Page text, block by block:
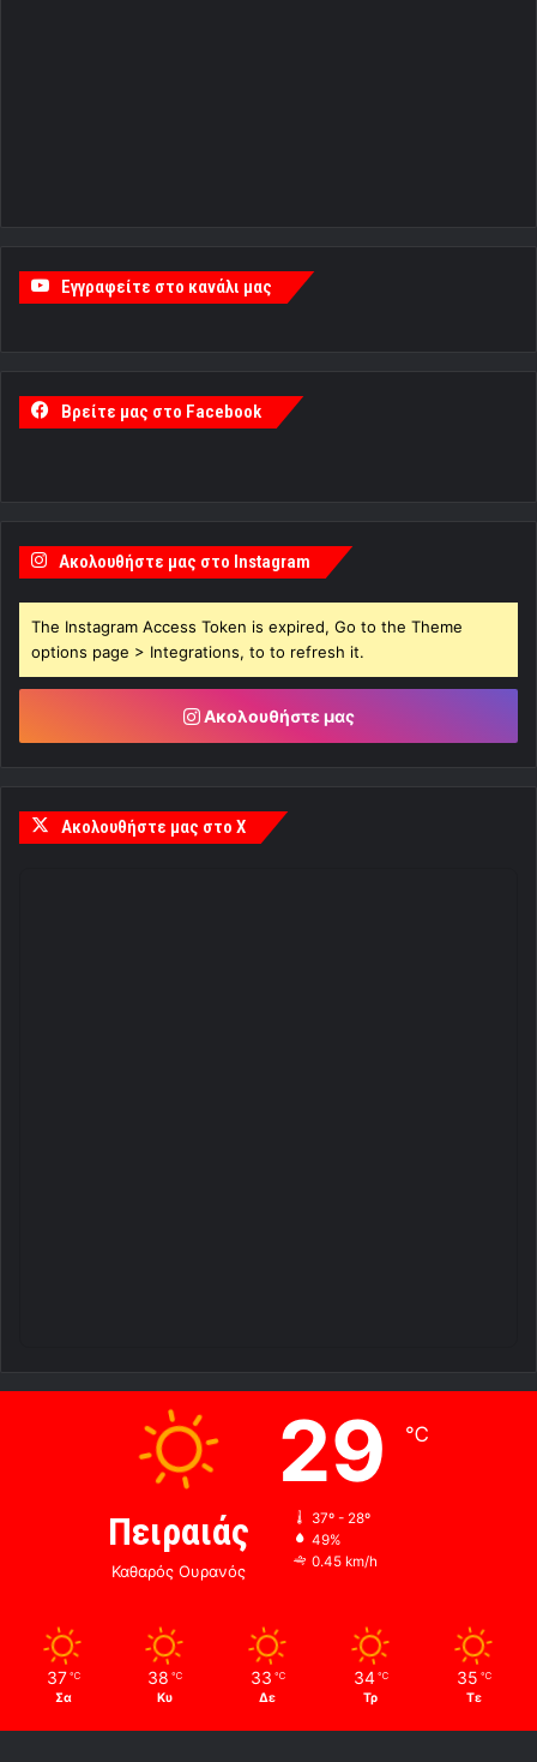
Εγγραφείτε στο κανάλι μας
Βρείτε μας στο Facebook
Ακολουθήστε μας στο Instagram
The Instagram Access Token is expired, Go to the Theme
options page > Integrations, to to refresh it.
Ακολουθήστε μας
Ακολουθήστε μας στο X
Πειραιάς
Καθαρός Ουρανός
29 ℃
37º - 28º
49%
0.45 km/h
37 ℃
Σα
38 ℃
Κυ
33 ℃
Δε
34 ℃
Τρ
35 ℃
Τε